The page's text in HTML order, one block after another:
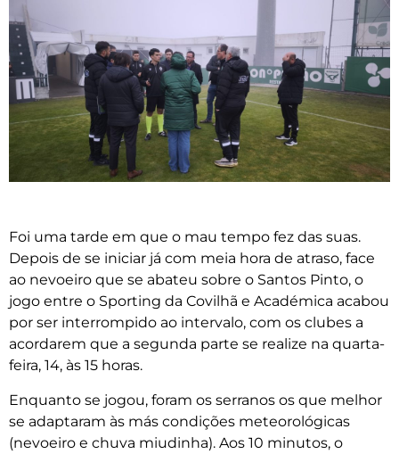
Foi uma tarde em que o mau tempo fez das suas.
Depois de se iniciar já com meia hora de atraso, face
ao nevoeiro que se abateu sobre o Santos Pinto, o
jogo entre o Sporting da Covilhã e Académica acabou
por ser interrompido ao intervalo, com os clubes a
acordarem que a segunda parte se realize na quarta-
feira, 14, às 15 horas.
Enquanto se jogou, foram os serranos os que melhor
se adaptaram às más condições meteorológicas
(nevoeiro e chuva miudinha). Aos 10 minutos, o